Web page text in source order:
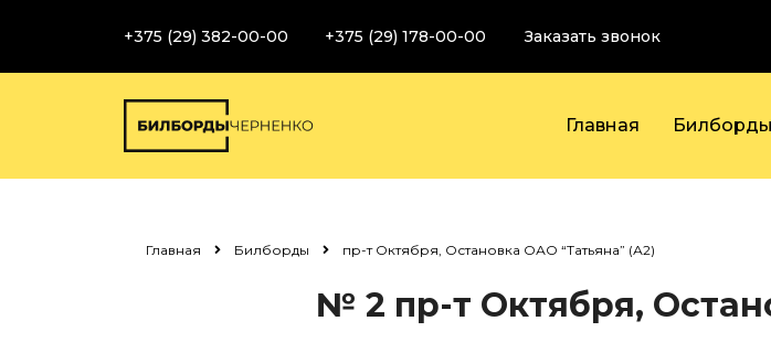
+375 (29) 382-00-00 +375 (29) 178-00-00 Заказать звонок
Главная Билборды
Главная Билборды пр-т Октября, Остановка ОАО “Татьяна” (А2)
№ 2 пр-т Октября,